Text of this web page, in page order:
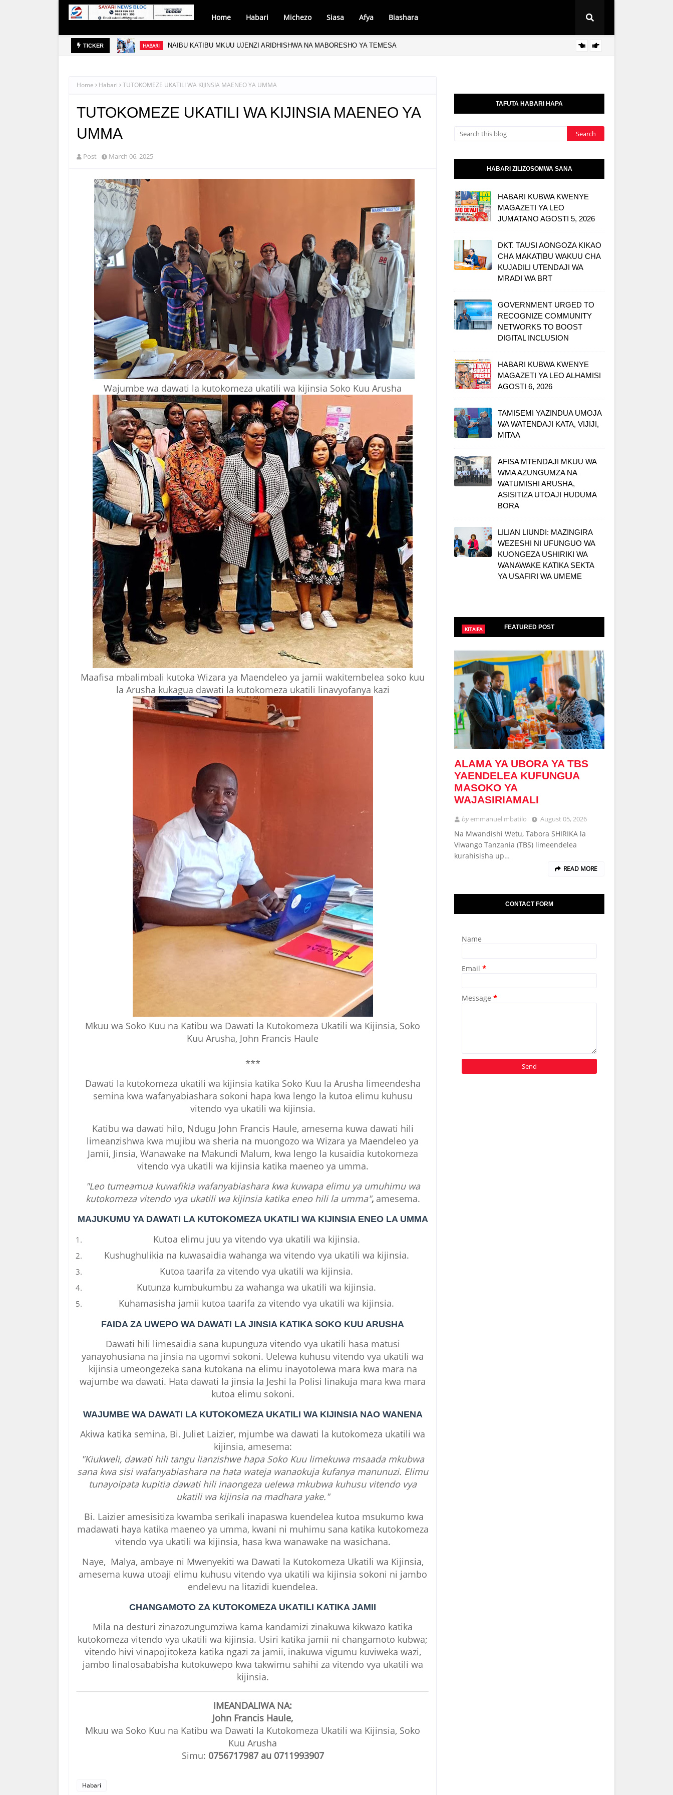
Home Habari Michezo Siasa Afya Biashara
TICKER
HABARI NAIBU KATIBU MKUU UJENZI ARIDHISHWA NA MABORESHO YA TEMESA
MAGAZETI
Home Habari TUTOKOMEZE UKATILI WA KIJINSIA MAENEO YA UMMA
TUTOKOMEZE UKATILI WA KIJINSIA MAENEO YA
UMMA
Post March 06, 2025
Wajumbe wa dawati la kutokomeza ukatili wa kijinsia Soko Kuu Arusha
Maafisa mbalimbali kutoka Wizara ya Maendeleo ya jamii wakitembelea soko kuu
la Arusha kukagua dawati la kutokomeza ukatili linavyofanya kazi
Mkuu wa Soko Kuu na Katibu wa Dawati la Kutokomeza Ukatili wa Kijinsia, Soko
Kuu Arusha, John Francis Haule
***
Dawati la kutokomeza ukatili wa kijinsia katika Soko Kuu la Arusha limeendesha
semina kwa wafanyabiashara sokoni hapa kwa lengo la kutoa elimu kuhusu
vitendo vya ukatili wa kijinsia.
Katibu wa dawati hilo, Ndugu John Francis Haule, amesema kuwa dawati hili
limeanzishwa kwa mujibu wa sheria na muongozo wa Wizara ya Maendeleo ya
Jamii, Jinsia, Wanawake na Makundi Malum, kwa lengo la kusaidia kutokomeza
vitendo vya ukatili wa kijinsia katika maeneo ya umma.
"Leo tumeamua kuwafikia wafanyabiashara kwa kuwapa elimu ya umuhimu wa
kutokomeza vitendo vya ukatili wa kijinsia katika eneo hili la umma",amesema.
MAJUKUMU YA DAWATI LA KUTOKOMEZA UKATILI WA KIJINSIA ENEO LA UMMA
Kutoa elimu juu ya vitendo vya ukatili wa kijinsia.
Kushughulikia na kuwasaidia wahanga wa vitendo vya ukatili wa kijinsia.
Kutoa taarifa za vitendo vya ukatili wa kijinsia.
Kutunza kumbukumbu za wahanga wa ukatili wa kijinsia.
Kuhamasisha jamii kutoa taarifa za vitendo vya ukatili wa kijinsia.
FAIDA ZA UWEPO WA DAWATI LA JINSIA KATIKA SOKO KUU ARUSHA
Dawati hili limesaidia sana kupunguza vitendo vya ukatili hasa matusi
yanayohusiana na jinsia na ugomvi sokoni. Uelewa kuhusu vitendo vya ukatili wa
kijinsia umeongezeka sana kutokana na elimu inayotolewa mara kwa mara na
wajumbe wa dawati. Hata dawati la jinsia la Jeshi la Polisi linakuja mara kwa mara
kutoa elimu sokoni.
WAJUMBE WA DAWATI LA KUTOKOMEZA UKATILI WA KIJINSIA NAO WANENA
Akiwa katika semina, Bi. Juliet Laizier, mjumbe wa dawati la kutokomeza ukatili wa
kijinsia, amesema:
"Kiukweli, dawati hili tangu lianzishwe hapa Soko Kuu limekuwa msaada mkubwa
sana kwa sisi wafanyabiashara na hata wateja wanaokuja kufanya manunuzi. Elimu
tunayoipata kupitia dawati hili inaongeza uelewa mkubwa kuhusu vitendo vya
ukatili wa kijinsia na madhara yake."
Bi. Laizier amesisitiza kwamba serikali inapaswa kuendelea kutoa msukumo kwa
madawati haya katika maeneo ya umma, kwani ni muhimu sana katika kutokomeza
vitendo vya ukatili wa kijinsia, hasa kwa wanawake na wasichana.
Naye, Malya, ambaye ni Mwenyekiti wa Dawati la Kutokomeza Ukatili wa Kijinsia,
amesema kuwa utoaji elimu kuhusu vitendo vya ukatili wa kijinsia sokoni ni jambo
endelevu na litazidi kuendelea.
CHANGAMOTO ZA KUTOKOMEZA UKATILI KATIKA JAMII
Mila na desturi zinazozungumziwa kama kandamizi zinakuwa kikwazo katika
kutokomeza vitendo vya ukatili wa kijinsia. Usiri katika jamii ni changamoto kubwa;
vitendo hivi vinapojitokeza katika ngazi za jamii, inakuwa vigumu kuviweka wazi,
jambo linalosababisha kutokuwepo kwa takwimu sahihi za vitendo vya ukatili wa
kijinsia.
IMEANDALIWA NA:
John Francis Haule,
Mkuu wa Soko Kuu na Katibu wa Dawati la Kutokomeza Ukatili wa Kijinsia, Soko
Kuu Arusha
Simu: 0756717987 au 0711993907
Habari
TAFUTA HABARI HAPA
HABARI ZILIZOSOMWA SANA
HABARI KUBWA KWENYE
MAGAZETI YA LEO
JUMATANO AGOSTI 5, 2026
DKT. TAUSI AONGOZA KIKAO
CHA MAKATIBU WAKUU CHA
KUJADILI UTENDAJI WA
MRADI WA BRT
GOVERNMENT URGED TO
RECOGNIZE COMMUNITY
NETWORKS TO BOOST
DIGITAL INCLUSION
HABARI KUBWA KWENYE
MAGAZETI YA LEO ALHAMISI
AGOSTI 6, 2026
TAMISEMI YAZINDUA UMOJA
WA WATENDAJI KATA, VIJIJI,
MITAA
AFISA MTENDAJI MKUU WA
WMA AZUNGUMZA NA
WATUMISHI ARUSHA,
ASISITIZA UTOAJI HUDUMA
BORA
LILIAN LIUNDI: MAZINGIRA
WEZESHI NI UFUNGUO WA
KUONGEZA USHIRIKI WA
WANAWAKE KATIKA SEKTA
YA USAFIRI WA UMEME
FEATURED POST
KITAIFA
ALAMA YA UBORA YA TBS
YAENDELEA KUFUNGUA
MASOKO YA
WAJASIRIAMALI
byemmanuel mbatilo August 05, 2026
Na Mwandishi Wetu, Tabora SHIRIKA la
Viwango Tanzania (TBS) limeendelea
kurahisisha up…
READ MORE
CONTACT FORM
Name
Email *
Message *